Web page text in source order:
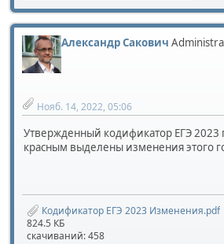
Александр Сакович
Нояб. 14, 2022, 05:06
Утвержденный кодификатор ЕГЭ 2023
красным выделены изменения этого
Кодификатор ЕГЭ 2023 Изменения.pdf
824.5 КБ
скачиваний: 458